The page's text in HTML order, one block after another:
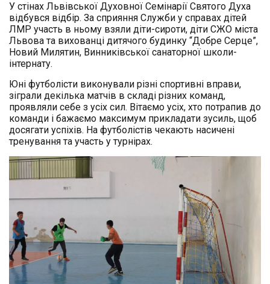
У стінах Львівської Духовної Семінарії Святого Духа
відбувся відбір. За сприяння Служби у справах дітей
ЛМР участь в ньому взяли діти-сироти, діти СЖО міста
Львова та вихованці дитячого будинку “Добре Серце”,
Новий Милятин, Винниківської санаторної школи-
інтернату.
Юні футболісти виконували різні спортивні вправи,
зіграли декілька матчів в складі різних команд,
проявляли себе з усіх сил. Вітаємо усіх, хто потрапив до
команди і бажаємо максимум прикладати зусиль, щоб
досягати успіхів. На футболістів чекають насичені
тренування та участь у турнірах.